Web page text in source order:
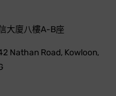
大廈八樓A-B座
Nathan Road, Kowloon,